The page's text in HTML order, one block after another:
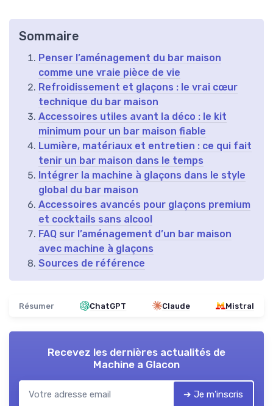
Sommaire
Penser l’aménagement du bar maison
comme une vraie pièce de vie
Refroidissement et glaçons : le vrai cœur
technique du bar maison
Accessoires utiles avant la déco : le kit
minimum pour un bar maison fiable
Lumière, matériaux et entretien : ce qui fait
tenir un bar maison dans le temps
Intégrer la machine à glaçons dans le style
global du bar maison
Accessoires avancés pour glaçons premium
et cocktails sans alcool
FAQ sur l’aménagement d’un bar maison
avec machine à glaçons
Sources de référence
Résumer ChatGPT Claude Mistral
Recevez les dernières actualités de
Machine a Glacon
➔ Je m'inscris